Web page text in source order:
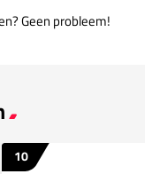
Geen probleem!
10